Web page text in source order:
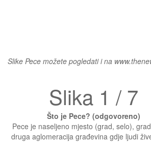
Slike Pece možete pogledati i na
Slika 1 / 7
Što je Pece? (odgovoreno)
Pece je naseljeno mjesto (grad, selo),
druga aglomeracija građevina gdje ljudi